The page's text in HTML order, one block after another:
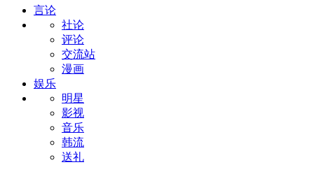
言论
社论
评论
交流站
漫画
娱乐
明星
影视
音乐
韩流
送礼